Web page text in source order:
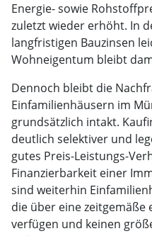
Energie- sowie
zuletzt wieder erhöht. In
langfristigen Bauzinsen
Wohneigentum bleibt
Dennoch bleibt die
Einfamilienhäusern im
grundsätzlich intakt.
deutlich selektiver und
gutes Preis-Leistungs-
Finanzierbarkeit einer
sind weiterhin
die über eine
verfügen und keinen